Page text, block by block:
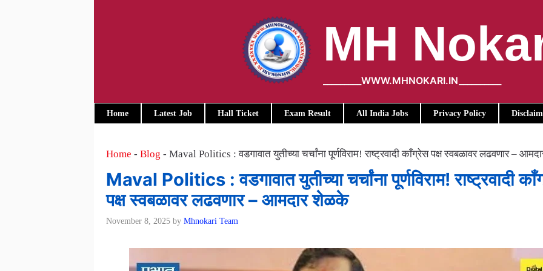
MH
_________WWW.MHNOKARI.IN__________
Home Latest Job Hall Ticket Exam Result All India Jobs Privacy Policy
Home - Blog - Maval Politics : वडगावात युतीच्या चर्चांना पूर्णविराम! राष्ट्रवादी काँग्रेस पक्ष स्वबळावर लढवणार –
Maval Politics : वडगावात युतीच्या चर्चांना पूर्णविराम! राष्ट्रवादी
पक्ष स्वबळावर लढवणार – आमदार शेळके
November 8, 2025 by Mhnokari Team